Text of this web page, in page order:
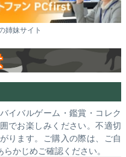
姉妹サイト
イバルゲーム・鑑賞・コレク
でお楽しみください。不適切
ります。ご購入の際は、ご自
かじめご確認ください。